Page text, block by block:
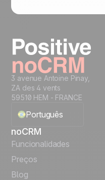
3 avenue Antoine Pinay,
ZA des 4 vents
59510 HEM - FRANCE
Português
English
Français
noCRM
Funcionalidades
Preços
Blog